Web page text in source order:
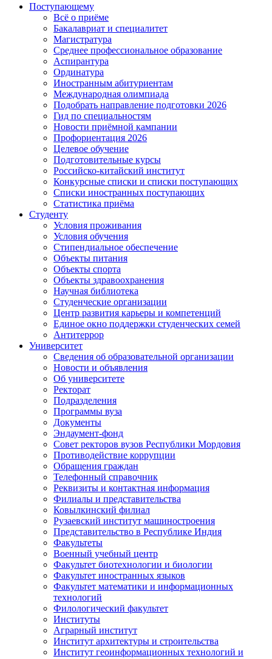
Поступающему
Всё о приёме
Бакалавриат и специалитет
Магистратура
Среднее профессиональное образование
Аспирантура
Ординатура
Иностранным абитуриентам
Международная олимпиада
Подобрать направление подготовки 2026
Гид по специальностям
Новости приёмной кампании
Профориентация 2026
Целевое обучение
Подготовительные курсы
Российско-китайский институт
Конкурсные списки и списки поступающих
Списки иностранных поступающих
Статистика приёма
Студенту
Условия проживания
Условия обучения
Стипендиальное обеспечение
Объекты питания
Объекты спорта
Объекты здравоохранения
Научная библиотека
Студенческие организации
Центр развития карьеры и компетенций
Единое окно поддержки студенческих семей
Антитеррор
Университет
Сведения об образовательной организации
Новости и объявления
Об университете
Ректорат
Подразделения
Программы вуза
Документы
Эндаумент-фонд
Совет ректоров вузов Республики Мордовия
Противодействие коррупции
Обращения граждан
Телефонный справочник
Реквизиты и контактная информация
Филиалы и представительства
Ковылкинский филиал
Рузаевский институт машиностроения
Представительство в Республике Индия
Факультеты
Военный учебный центр
Факультет биотехнологии и биологии
Факультет иностранных языков
Факультет математики и информационных
технологий
Филологический факультет
Институты
Аграрный институт
Институт архитектуры и строительства
Институт геоинформационных технологий и